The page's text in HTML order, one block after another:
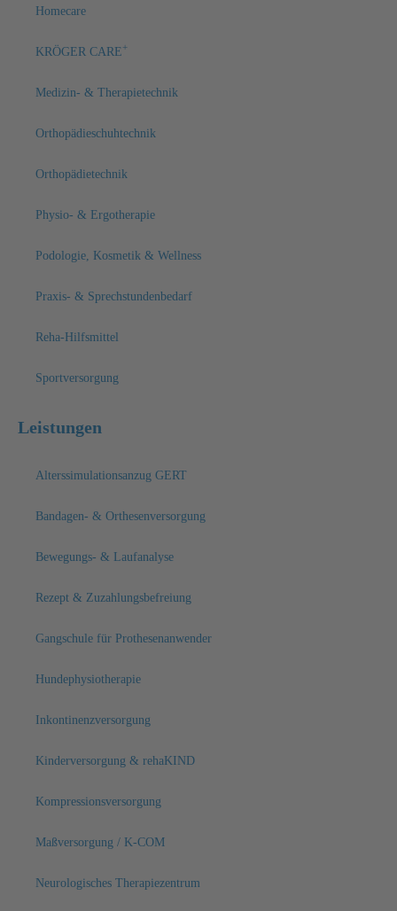
Homecare
KRÖGER CARE+
Medizin- & Therapietechnik
Orthopädieschuhtechnik
Orthopädietechnik
Physio- & Ergotherapie
Podologie, Kosmetik & Wellness
Praxis- & Sprechstundenbedarf
Reha-Hilfsmittel
Sportversorgung
Leistungen
Alterssimulationsanzug GERT
Bandagen- & Orthesenversorgung
Bewegungs- & Laufanalyse
Rezept & Zuzahlungsbefreiung
Gangschule für Prothesenanwender
Hundephysiotherapie
Inkontinenzversorgung
Kinderversorgung & rehaKIND
Kompressionsversorgung
Maßversorgung / K-COM
Neurologisches Therapiezentrum